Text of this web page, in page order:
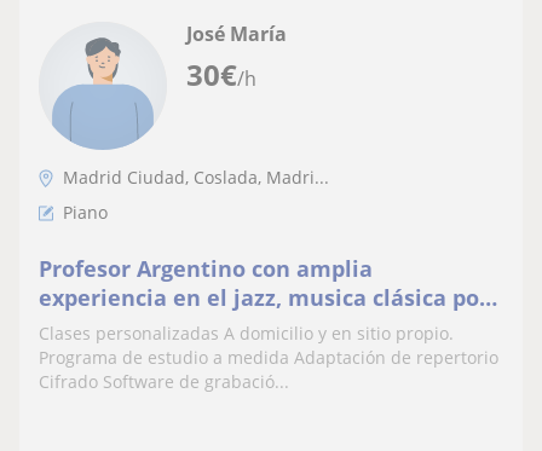
30€/h
José María
Madrid Ciudad, Coslada, Madri...
Piano
Profesor Argentino con amplia
experiencia en el jazz, musica clásica pop
rock
Clases personalizadas A domicilio y en sitio propio.
Programa de estudio a medida Adaptación de repertorio
Cifrado Software de grabació...